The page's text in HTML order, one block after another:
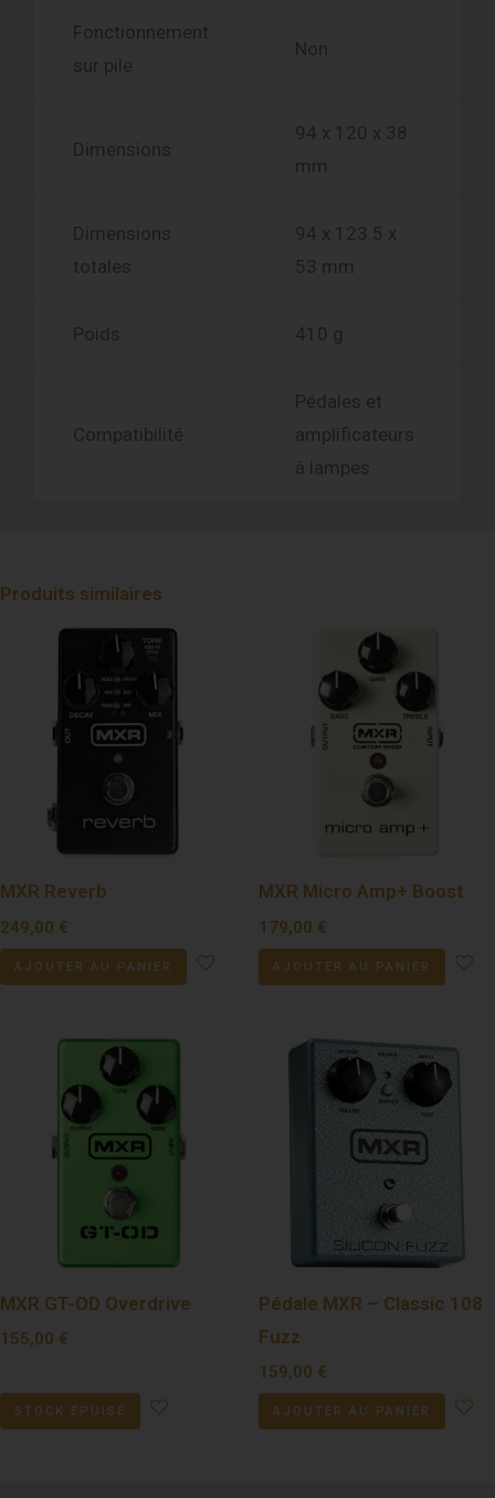
Fonctionnement
sur pile
Non
Dimensions
94 x 120 x 38
mm
Dimensions
totales
94 x 123.5 x
53 mm
Poids 410 g
Compatibilité
Pédales et
amplificateurs
à lampes
Produits similaires
MXR Reverb
249,00 €
AJOUTER AU PANIER
MXR Micro Amp+ Boost
179,00 €
AJOUTER AU PANIER
MXR GT-OD Overdrive
155,00 €
STOCK ÉPUISÉ
Pédale MXR – Classic 108
Fuzz
159,00 €
AJOUTER AU PANIER